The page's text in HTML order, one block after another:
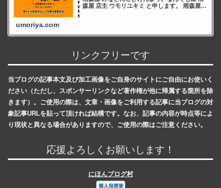
森屋 店主 ウモリユキミ と申します。 雨森屋店
umoriya.com
リンクフリーです
当ブログの記事本文及び加工画像をご自身のサイトにご自由にお使いく
ださい（ただし、スポンサーリンクなど著作権が他に帰属する箇所を除
きます）。ご使用の際は、文章・画像をご利用する記事に当ブログの対
象記事URLを貼って頂ければ結構です。なお、記事の内容が時点等によ
り現状と異なる場合がありますので、ご使用の際はご注意ください。
応援よろしくお願いします！
にほんブログ村